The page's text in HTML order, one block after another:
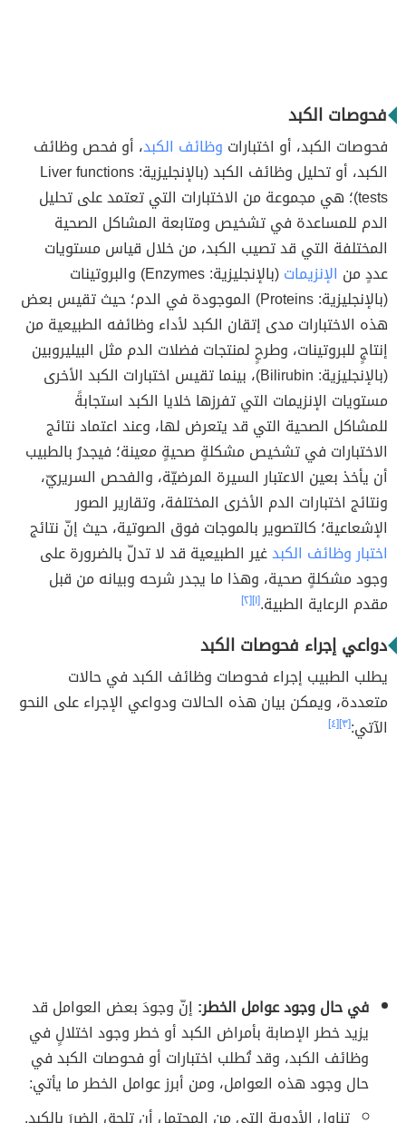
فحوصات الكبد
فحوصات الكبد، أو اختبارات وظائف الكبد، أو فحص وظائف
الكبد، أو تحليل وظائف الكبد (بالإنجليزية: Liver functions
tests)؛ هي مجموعة من الاختبارات التي تعتمد على تحليل
الدم للمساعدة في تشخيص ومتابعة المشاكل الصحية
المختلفة التي قد تصيب الكبد، من خلال قياس مستويات
عددٍ من الإنزيمات
(بالإنجليزية: Enzymes) والبروتينات
(بالإنجليزية: Proteins) الموجودة في الدم؛ حيث تقيس بعض
هذه الاختبارات مدى إتقان الكبد لأداء وظائفه الطبيعية من
إنتاجٍ للبروتينات، وطرحٍ لمنتجات فضلات الدم مثل البيليروبين
(بالإنجليزية: Bilirubin)، بينما تقيس اختبارات الكبد الأخرى
مستويات الإنزيمات التي تفرزها خلايا الكبد استجابةً
للمشاكل الصحية التي قد يتعرض لها، وعند اعتماد نتائج
الاختبارات في تشخيص مشكلةٍ صحيةٍ معينة؛ فيجدرُ بالطبيب
أن يأخذ بعين الاعتبار السيرة المرضيّة، والفحص السريريّ،
ونتائج اختبارات الدم الأخرى المختلفة، وتقارير الصور
الإشعاعية؛ كالتصوير بالموجات فوق الصوتية، حيث إنّ نتائج
اختبار وظائف الكبدغير الطبيعية قد لا تدلّ بالضرورة على
وجود مشكلةٍ صحية، وهذا ما يجدر شرحه وبيانه من قبل
مقدم الرعاية الطبية.[١] [٢]
دواعي إجراء فحوصات الكبد
يطلب الطبيب إجراء فحوصات وظائف الكبد في حالات
متعددة، ويمكن بيان هذه الحالات ودواعي الإجراء على النحو
الآتي:[٣] [٤]
في حال وجود عوامل الخطر: إنّ وجودَ بعض العوامل قد
يزيد خطر الإصابة بأمراض الكبد أو خطر وجود اختلالٍ في
وظائف الكبد، وقد تُطلب اختبارات أو فحوصات الكبد في
حال وجود هذه العوامل، ومن أبرز عوامل الخطر ما يأتي: